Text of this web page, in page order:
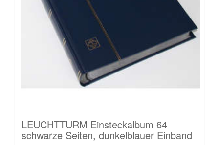
LEUCHTTURM Einsteckalbum 64
schwarze Seiten, dunkelblauer Einband